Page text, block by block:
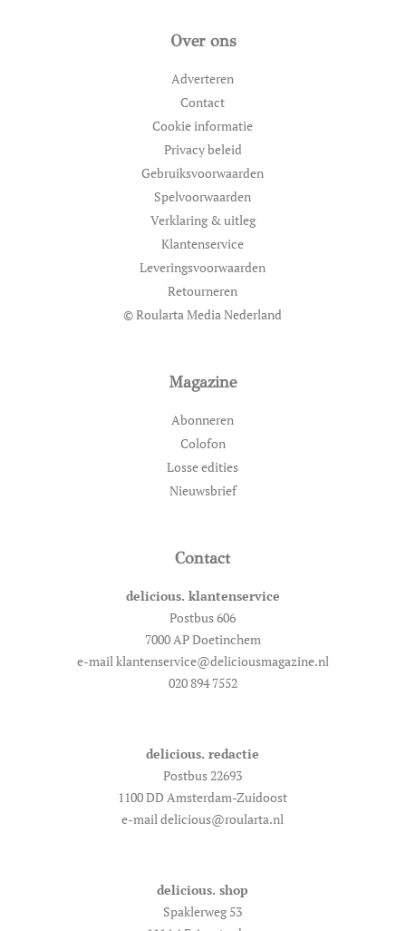
Over ons
Adverteren
Contact
Cookie informatie
Privacy beleid
Gebruiksvoorwaarden
Spelvoorwaarden
Verklaring & uitleg
Klantenservice
Leveringsvoorwaarden
Retourneren
© Roularta Media Nederland
Magazine
Abonneren
Colofon
Losse edities
Nieuwsbrief
Contact
delicious. klantenservice
Postbus 606
7000 AP Doetinchem
e-mail klantenservice@deliciousmagazine.nl
020 894 7552
delicious. redactie
Postbus 22693
1100 DD Amsterdam-Zuidoost
e-mail delicious@roularta.nl
delicious. shop
Spaklerweg 53